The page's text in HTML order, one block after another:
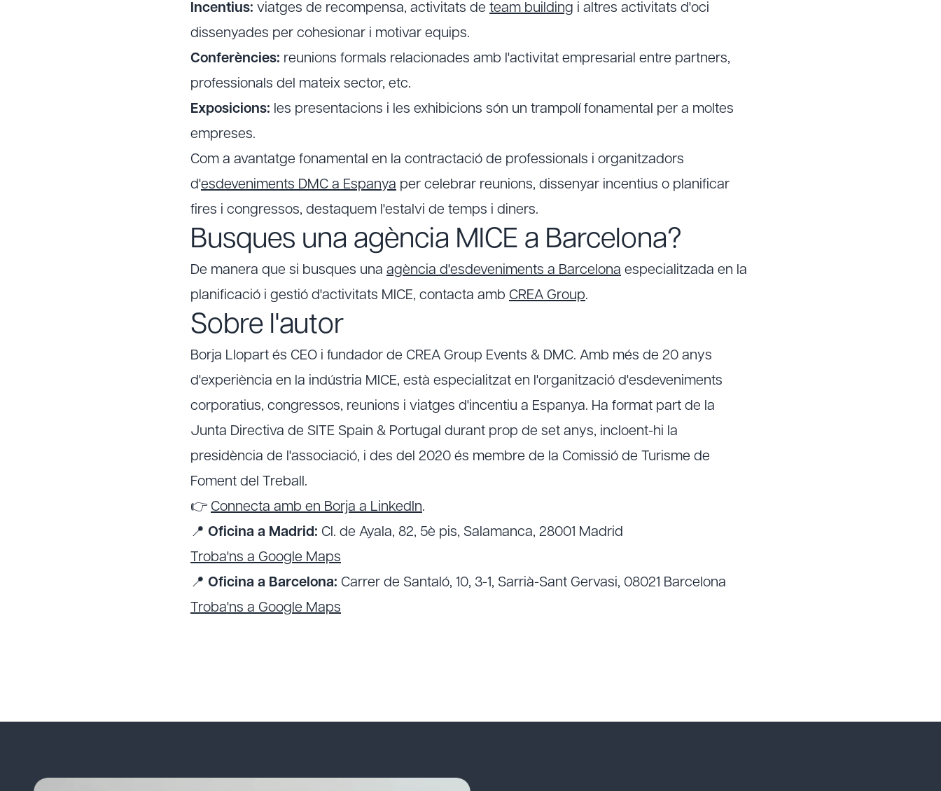
Incentius: viatges de recompensa, activitats de team building i altres activitats d'oci
dissenyades per cohesionar i motivar equips.
Conferències: reunions formals relacionades amb l'activitat empresarial entre partners,
professionals del mateix sector, etc.
Exposicions: les presentacions i les exhibicions són un trampolí fonamental per a moltes
empreses.
Com a avantatge fonamental en la contractació de professionals i organitzadors
d'esdeveniments DMC a Espanya per celebrar reunions, dissenyar incentius o planificar
fires i congressos, destaquem l'estalvi de temps i diners.
Busques una agència MICE a Barcelona?
De manera que si busques una agència d'esdeveniments a Barcelona especialitzada en la
planificació i gestió d'activitats MICE, contacta amb CREA Group.
Sobre l'autor
Borja Llopart és CEO i fundador de CREA Group Events & DMC. Amb més de 20 anys
d'experiència en la indústria MICE, està especialitzat en l'organització d'esdeveniments
corporatius, congressos, reunions i viatges d'incentiu a Espanya. Ha format part de la
Junta Directiva de SITE Spain & Portugal durant prop de set anys, incloent-hi la
presidència de l'associació, i des del 2020 és membre de la Comissió de Turisme de
Foment del Treball.
👉 Connecta amb en Borja a LinkedIn.
📍 Oficina a Madrid: Cl. de Ayala, 82, 5è pis, Salamanca, 28001 Madrid
Troba'ns a Google Maps
📍 Oficina a Barcelona: Carrer de Santaló, 10, 3-1, Sarrià-Sant Gervasi, 08021 Barcelona
Troba'ns a Google Maps